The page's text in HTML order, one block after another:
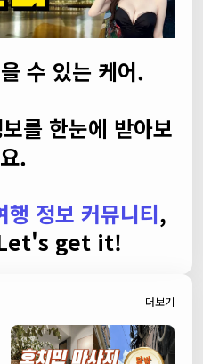
수 있는 케어.
를 한눈에 받아보
.
행 정보 커뮤니티,
get it!
더보기